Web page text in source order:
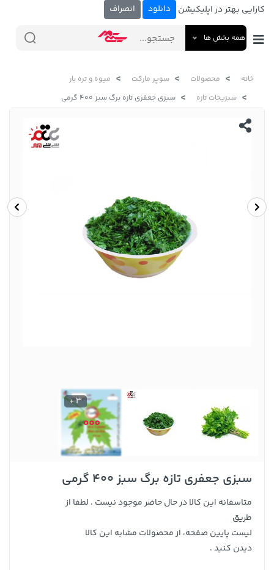
کارایی بهتر در اپلیکیشن دانلود انصراف
همه بخش ها
خانه محصولات سوپر مارکت
میوه و تره بار
سبزیجات تازه
سبزی جعفری تازه برگ سبز 400 گرمی
3 +
سبزی جعفری تازه برگ سبز 400 گرمی
متاسفانه این کالا در حال حاضر موجود نیست . لطفا از
طریق
لیست پایین صفحه، از محصولات مشابه این کالا
دیدن کنید .